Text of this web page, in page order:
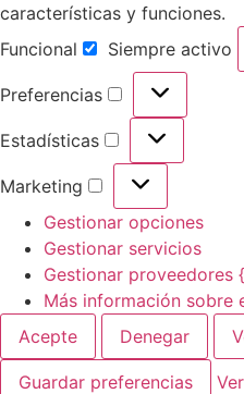
características y funciones.
Funcional
Siempre activo
Preferencias
Estadísticas
Marketing
Gestionar opciones
Gestionar servicios
Gestionar proveedores
Más información sobre
Acepte
Denegar
Guardar preferencias